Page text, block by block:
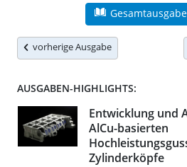
vorherige Ausgabe
AUSGABEN-HIGHLIGHTS:
Entwicklung und
AlCu-basierten
Zylinderköpfe